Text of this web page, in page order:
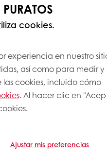
cookies.
experiencia en nuestro
así como para medir
cookies, incluido cómo
. Al hacer clic en
Ajustar mis preferencias